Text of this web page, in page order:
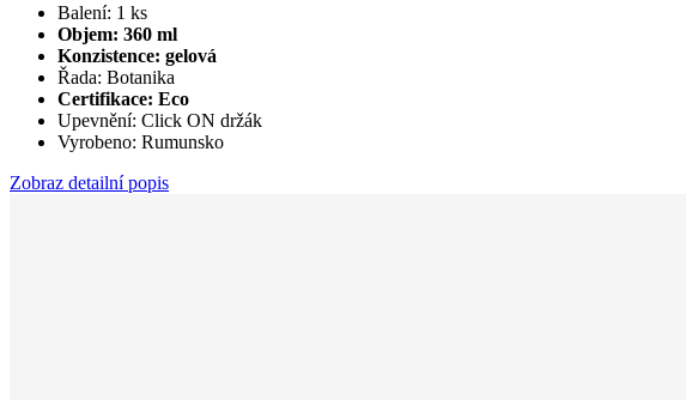
Balení: 1 ks
Objem: 360 ml
Konzistence: gelová
Řada: Botanika
Certifikace: Eco
Upevnění: Click ON držák
Vyrobeno: Rumunsko
Zobraz detailní popis